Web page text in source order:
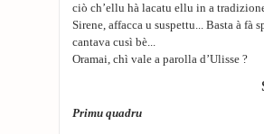
ciò ch’ellu hà lacatu ellu in a
Sirene, affacca u suspettu... Basta à
cantava cusì bè...
Oramai, chì vale a parolla d’Ulisse ?
Primu quadru